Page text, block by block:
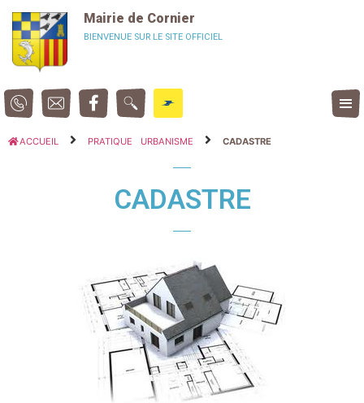
Mairie de Cornier
BIENVENUE SUR LE SITE OFFICIEL
ACCUEIL PRATIQUE URBANISME CADASTRE
CADASTRE
Panneau de gestion des cookies